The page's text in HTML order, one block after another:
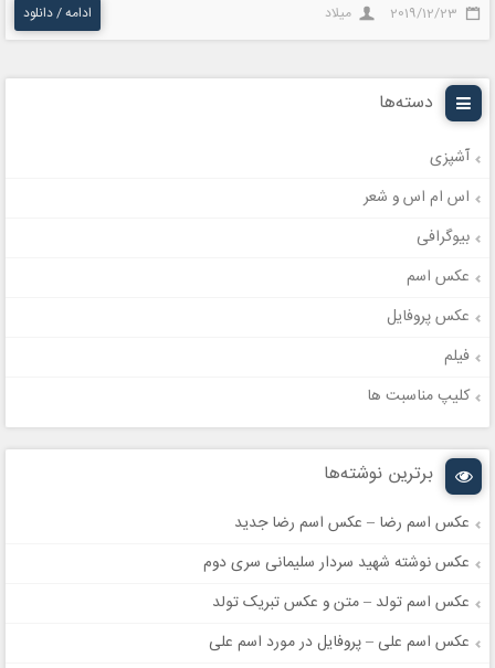
2019/12/23 میلاد ادامه / دانلود
دسته‌ها
آشپزی
اس ام اس و شعر
بیوگرافی
عکس اسم
عکس پروفایل
فیلم
کلیپ مناسبت ها
برترین نوشته‌ها
عکس اسم رضا – عکس اسم رضا جدید
عکس نوشته شهید سردار سلیمانی سری دوم
عکس اسم تولد – متن و عکس تبریک تولد
عکس اسم علی – پروفایل در مورد اسم علی